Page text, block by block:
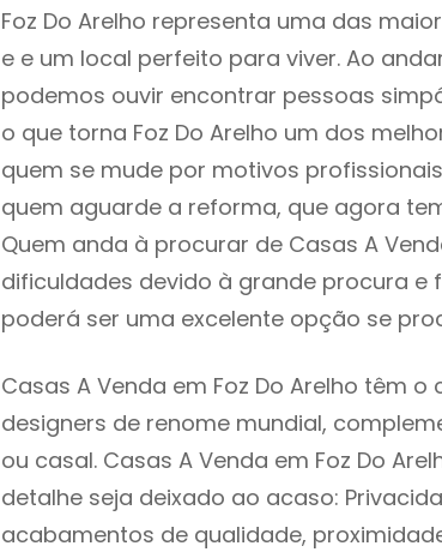
Foz Do Arelho representa uma das
e e um local perfeito para viver. Ao
podemos ouvir encontrar pessoas
o que torna Foz Do Arelho um dos
quem se mude por motivos
quem aguarde a reforma, que agora
Quem anda à procurar de Casas A
dificuldades devido à grande procura
poderá ser uma excelente opção se
Casas A Venda em Foz Do Arelho têm
designers de renome mundial,
ou casal. Casas A Venda em Foz Do
detalhe seja deixado ao acaso:
acabamentos de qualidade,